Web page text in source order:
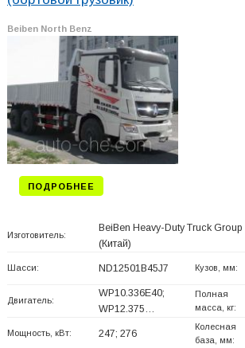
Beiben North Benz
ПОДРОБНЕЕ
Изготовитель:
BeiBen Heavy-Duty Truck
(Китай)
Шасси: ND12501B45J7 Кузов, мм:
Двигатель:
WP10.336E40;
WP12.375…
Полная
масса, кг:
Мощность, кВт: 247; 276
Колесная
база, мм: